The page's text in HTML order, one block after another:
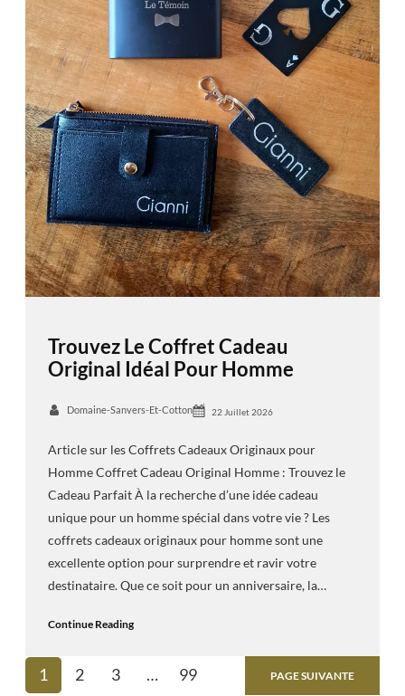
Trouvez Le Coffret Cadeau
Original Idéal Pour Homme
Domaine-Sanvers-Et-Cotton 22 Juillet 2026
Article sur les Coffrets Cadeaux Originaux pour
Homme Coffret Cadeau Original Homme : Trouvez le
Cadeau Parfait À la recherche d’une idée cadeau
unique pour un homme spécial dans votre vie ? Les
coffrets cadeaux originaux pour homme sont une
excellente option pour surprendre et ravir votre
destinataire. Que ce soit pour un anniversaire, la…
Continue Reading
1 2 3 … 99 PAGE SUIVANTE